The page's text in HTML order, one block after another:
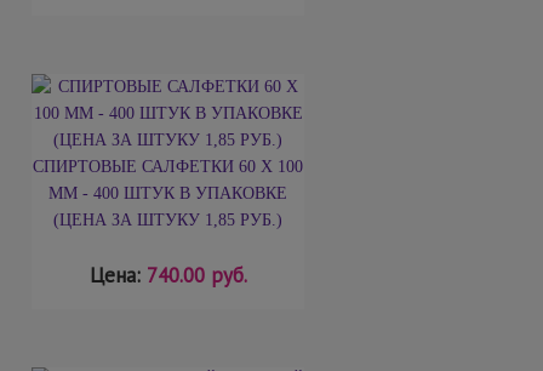
СПИРТОВЫЕ САЛФЕТКИ 60 Х 100
ММ - 400 ШТУК В УПАКОВКЕ
(ЦЕНА ЗА ШТУКУ 1,85 РУБ.)
Цена: 740.00 руб.